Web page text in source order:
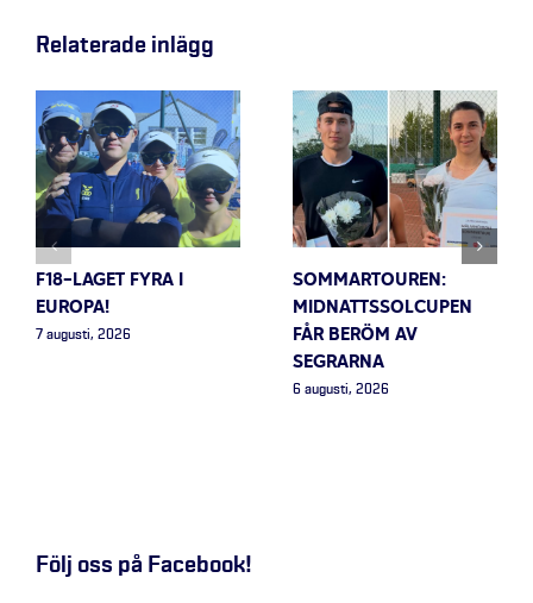
Relaterade inlägg
F18-LAGET FYRA I
EUROPA!
7 augusti, 2026
SOMMARTOUREN:
MIDNATTSSOLCUPEN
FÅR BERÖM AV
SEGRARNA
6 augusti, 2026
Följ oss på Facebook!